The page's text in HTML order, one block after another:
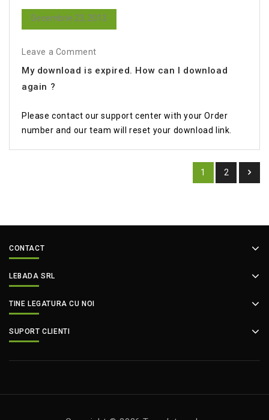
Decembrie 23, 2013
Leave a Comment
My download is expired. How can I download
again ?
Please contact our support center with your Order
number and our team will reset your download link.
1 2
CONTACT
LEBADA SRL
TINE LEGATURA CU NOI
SUPORT CLIENTI